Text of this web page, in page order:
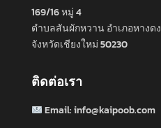
169/16 หมู่ 4
ตำบลสันผักหวาน อำเภอหางดง
จังหวัดเชียงใหม่ 50230
ติดต่อเรา
Email:info@kaipoob.com